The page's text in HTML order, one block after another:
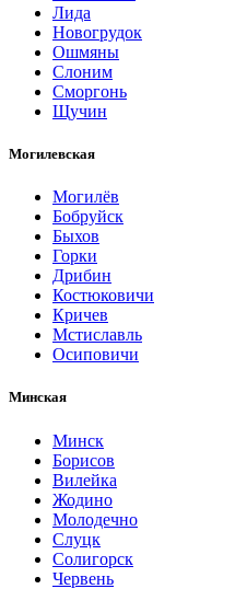
Лида
Новогрудок
Ошмяны
Слоним
Сморгонь
Щучин
Могилевская
Могилёв
Бобруйск
Быхов
Горки
Дрибин
Костюковичи
Кричев
Мстиславль
Осиповичи
Минская
Минск
Борисов
Вилейка
Жодино
Молодечно
Слуцк
Солигорск
Червень